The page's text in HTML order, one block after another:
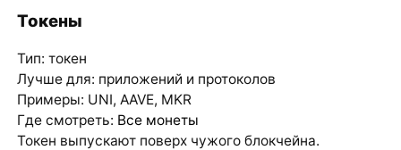
Токены
Тип: токен
Лучше для: приложений и протоколов
Примеры: UNI, AAVE, MKR
Где смотреть: Все монеты
Токен выпускают поверх чужого блокчейна.